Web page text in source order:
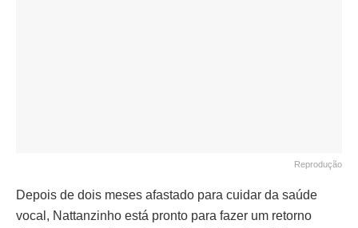
Reprodução
Depois de dois meses afastado para cuidar da saúde
vocal, Nattanzinho está pronto para fazer um retorno